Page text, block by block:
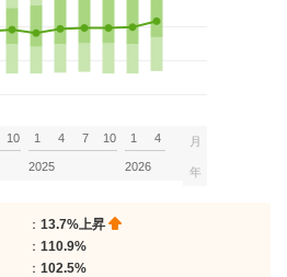
10 1 4 7 10
2025
1 4
2026
月
年
： 13.7%上昇
： 110.9%
： 102.5%